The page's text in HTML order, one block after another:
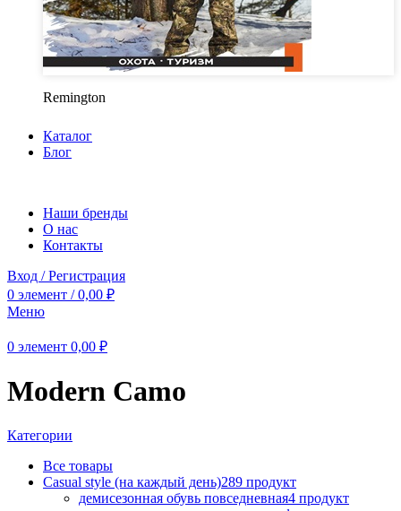
Remington
Каталог
Блог
Наши бренды
О нас
Контакты
Вход / Регистрация
0 элемент / 0,00 ₽
Меню
0 элемент 0,00 ₽
Modern Cаmo
Категории
Все товары
Casual style (на каждый день)289 продукт
демисезонная обувь повседневная4 продукт